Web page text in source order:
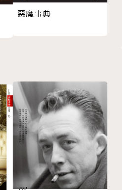
き
2010年以〈秘密庭園的少
」新人獎佳作，2013
篇集正式出道。
戰場上的廚師》入圍第154
屋大賞第7名，並入圍第18
惡魔事典